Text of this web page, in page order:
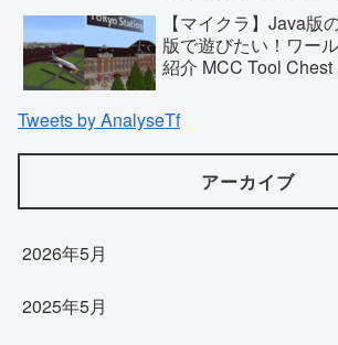
【マイクラ】Java版
版で遊びたい！ワー
紹介 MCC Tool Chest
Tweets by AnalyseTf
アーカイブ
2026年5月
2025年5月